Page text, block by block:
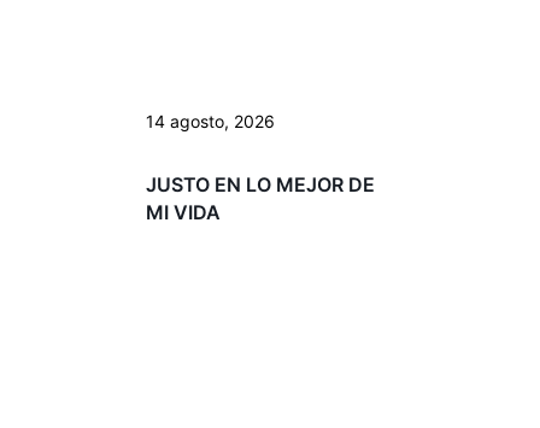
14 agosto, 2026
JUSTO EN LO MEJOR DE
MI VIDA